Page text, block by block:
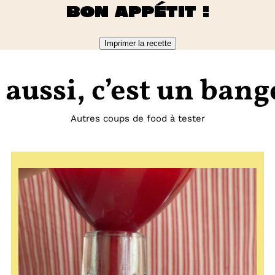
Bon appétit !
Imprimer la recette
aussi, c’est un
Autres coups de food à tester